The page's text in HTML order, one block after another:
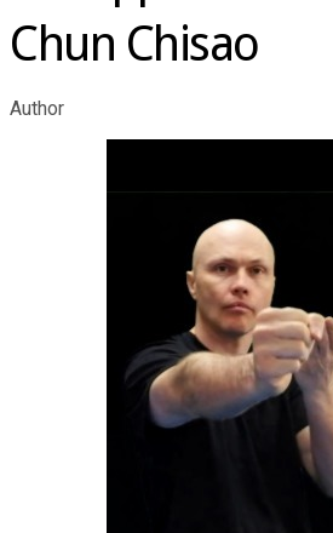
Chun Chisao
Author